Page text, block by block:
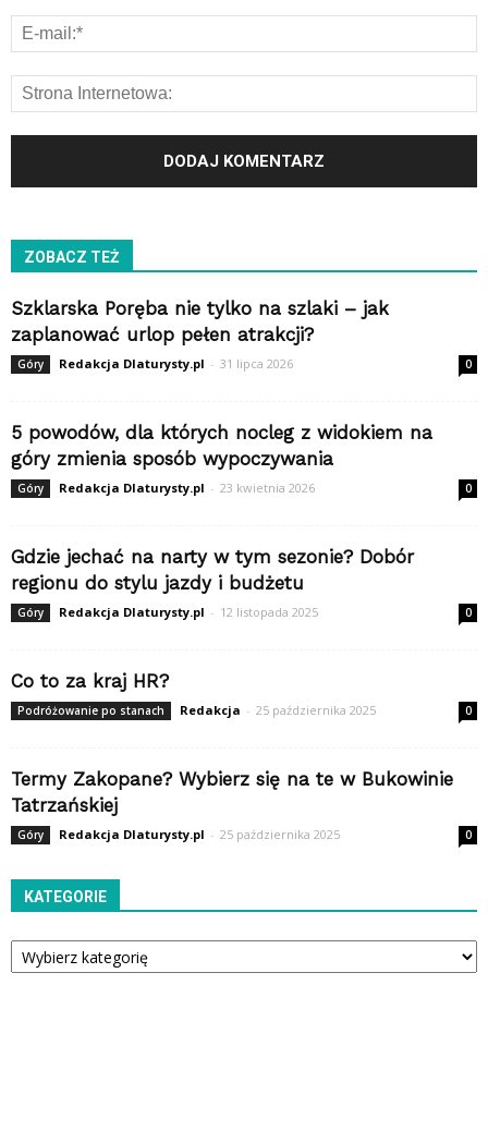
ZOBACZ TEŻ
Szklarska Poręba nie tylko na szlaki – jak
zaplanować urlop pełen atrakcji?
Góry Redakcja Dlaturysty.pl - 31 lipca 2026 0
5 powodów, dla których nocleg z widokiem na
góry zmienia sposób wypoczywania
Góry Redakcja Dlaturysty.pl - 23 kwietnia 2026 0
Gdzie jechać na narty w tym sezonie? Dobór
regionu do stylu jazdy i budżetu
Góry Redakcja Dlaturysty.pl - 12 listopada 2025 0
Co to za kraj HR?
Podróżowanie po stanach Redakcja - 25 października 2025 0
Termy Zakopane? Wybierz się na te w Bukowinie
Tatrzańskiej
Góry Redakcja Dlaturysty.pl - 25 października 2025 0
KATEGORIE
Kategorie